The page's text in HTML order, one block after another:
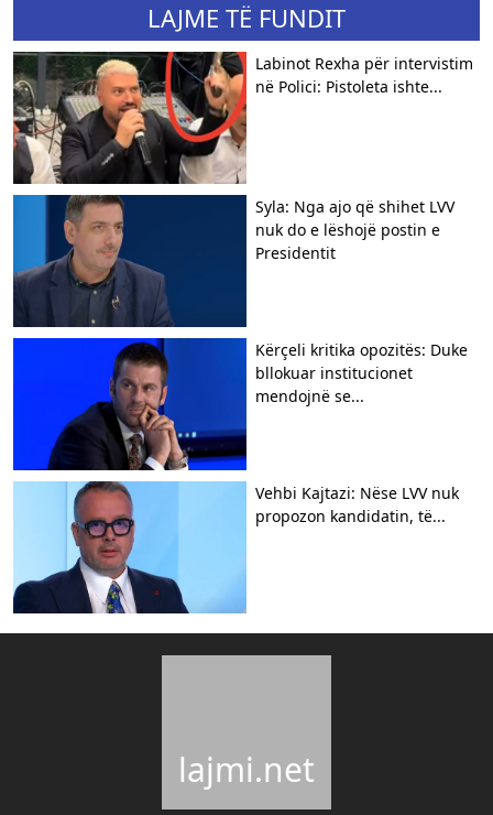
LAJME TË FUNDIT
Labinot Rexha për intervistim
në Polici: Pistoleta ishte...
Syla: Nga ajo që shihet LVV
nuk do e lëshojë postin e
Presidentit
Kërçeli kritika opozitës: Duke
bllokuar institucionet
mendojnë se...
Vehbi Kajtazi: Nëse LVV nuk
propozon kandidatin, të...
lajmi.net